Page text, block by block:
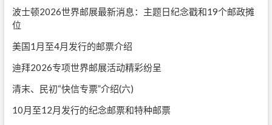
波士顿2026世界邮展最新消息：主题日纪念戳和19个邮政摊
位
美国1月至4月发行的邮票介绍
迪拜2026专项世界邮展活动精彩纷呈
清末、民初“快信专票”介绍(六)
10月至12月发行的纪念邮票和特种邮票